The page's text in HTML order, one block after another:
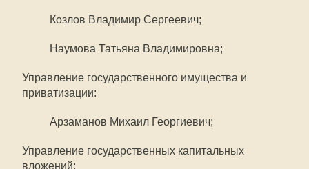
Козлов Владимир Сергеевич;
Наумова Татьяна Владимировна;
Управление государственного имущества и
приватизации:
Арзаманов Михаил Георгиевич;
Управление государственных капитальных
вложений: